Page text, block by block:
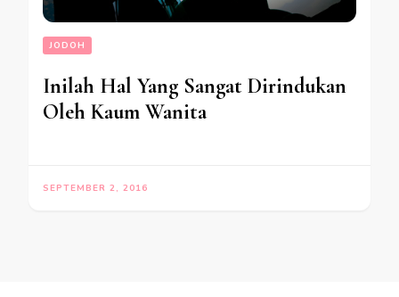
JODOH
Inilah Hal Yang Sangat Dirindukan
Oleh Kaum Wanita
SEPTEMBER 2, 2016